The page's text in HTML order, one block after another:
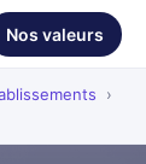
Nos valeurs
›